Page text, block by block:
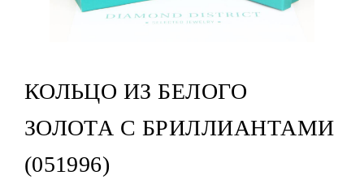
КОЛЬЦО ИЗ БЕЛОГО
ЗОЛОТА С БРИЛЛИАНТАМИ
(051996)